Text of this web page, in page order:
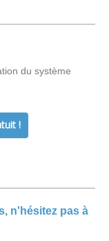
du système
!
n'hésitez pas à